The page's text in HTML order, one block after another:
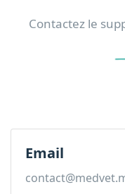
Contactez le
Email